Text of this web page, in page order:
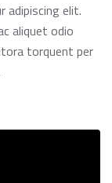
adipiscing elit.
aliquet odio
torquent per